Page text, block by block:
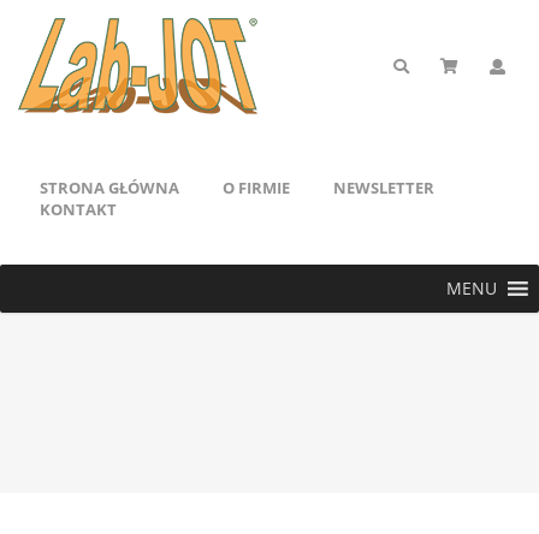
STRONA GŁÓWNA O FIRMIE
NEWSLETTER
KONTAKT
MENU